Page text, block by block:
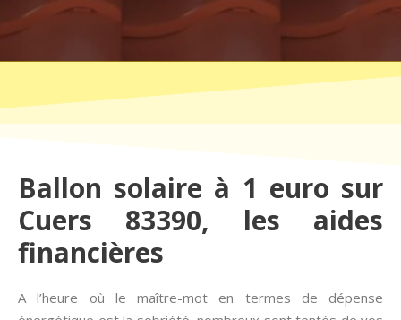
Ballon solaire à 1 euro sur
Cuers 83390, les aides
financières
A l’heure où le maître-mot en termes de dépense